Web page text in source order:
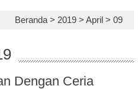
Beranda > 2019 >April >09
Dengan Ceria